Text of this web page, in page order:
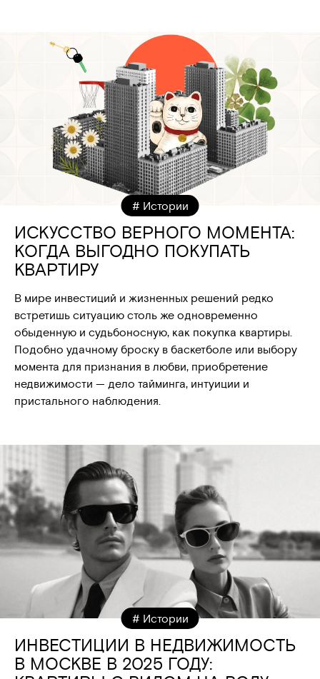
# Истории
ИСКУССТВО ВЕРНОГО МОМЕНТА:
КОГДА ВЫГОДНО ПОКУПАТЬ
КВАРТИРУ
В мире инвестиций и жизненных решений редко
встретишь ситуацию столь же одновременно
обыденную и судьбоносную, как покупка квартиры.
Подобно удачному броску в баскетболе или выбору
момента для признания в любви, приобретение
недвижимости — дело тайминга, интуиции и
пристального наблюдения.
# Истории
ИНВЕСТИЦИИ В НЕДВИЖИМОСТЬ
В МОСКВЕ В 2025 ГОДУ: